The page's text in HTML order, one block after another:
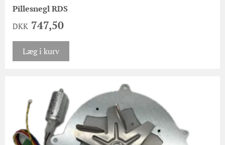
Pillesnegl RDS
DKK 747,50
Læg i kurv